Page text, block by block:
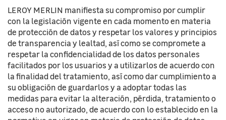
LEROY MERLIN manifiesta su compromiso por cumplir
con la legislación vigente en cada momento en materia
de protección de datos y respetar los valores y principios
de transparencia y lealtad, así como se compromete a
respetar la confidencialidad de los datos personales
facilitados por los usuarios y a utilizarlos de acuerdo con
la finalidad del tratamiento, así como dar cumplimiento a
su obligación de guardarlos y a adoptar todas las
medidas para evitar la alteración, pérdida, tratamiento o
acceso no autorizado, de acuerdo con lo establecido en la